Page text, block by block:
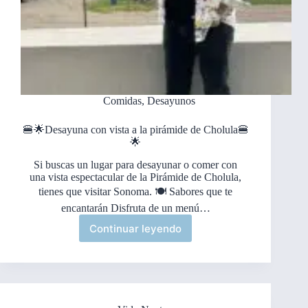
Comidas,Desayunos
🍔🌟Desayuna con vista a la pirámide de Cholula🍔
🌟
Si buscas un lugar para desayunar o comer con
una vista espectacular de la Pirámide de Cholula,
tienes que visitar Sonoma. 🍽️ Sabores que te
encantarán Disfruta de un menú…
Continuar leyendo
🍔
Desayuna
vista